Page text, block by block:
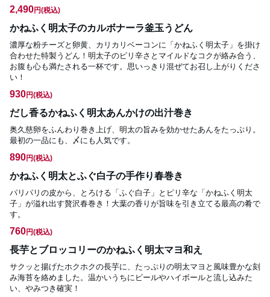
2,490円(税込)
かねふく明太子のカルボナーラ釜玉うどん
濃厚な粉チーズと卵黄、カリカリベーコンに「かねふく明太子」を掛け
合わせた特製うどん！明太子のピリ辛さとマイルドなコクが絡み合う、
お腹も心も満たされる一杯です。思いっきり混ぜてお召し上がりくださ
い！
930円(税込)
だし香るかねふく明太あんかけの出汁巻き
奥久慈卵をふんわり巻き上げ、明太の旨みを効かせたあんをたっぷり。
最初の一品にも、〆にも人気です。
890円(税込)
かねふく明太とふぐ白子の手作り春巻き
パリパリの皮から、とろける「ふぐ白子」とピリ辛な「かねふく明太
子」が溢れ出す贅沢春巻き！大葉の香りが旨味を引き立てる最高の肴で
す。
760円(税込)
長芋とブロッコリーのかねふく明太マヨ和え
サクッと揚げたホクホクの長芋に、たっぷりの明太マヨと風味豊かな刻
み海苔を絡めました。温かいうちにビールやハイボールと流し込みた
い、やみつき確実！